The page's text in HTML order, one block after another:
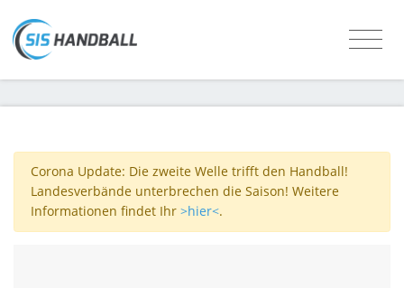
Corona Update: Die zweite Welle trifft den Handball!
Landesverbände unterbrechen die Saison! Weitere
Informationen findet Ihr >hier<.